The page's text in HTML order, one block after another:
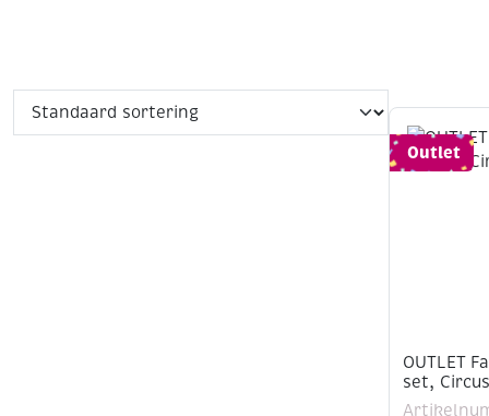
Outlet
OUTLET
set,